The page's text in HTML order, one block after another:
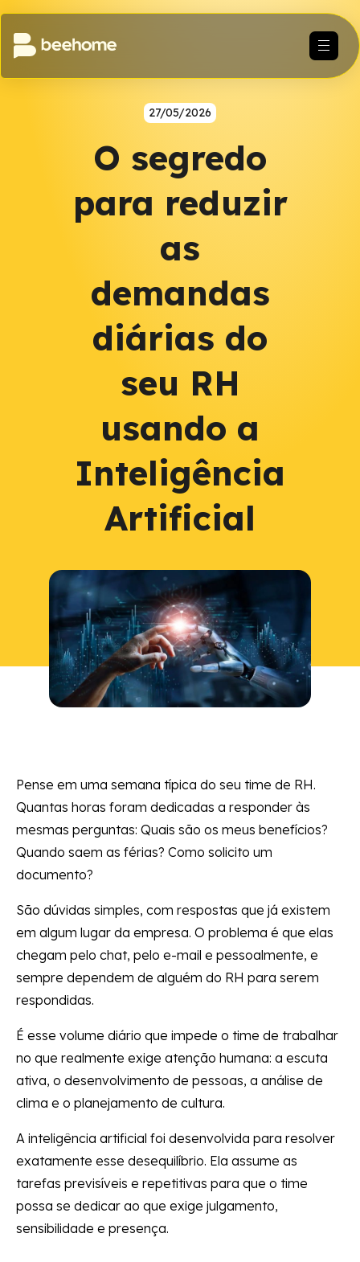
27/05/2026
O segredo
para reduzir
as
demandas
diárias do
seu RH
usando a
Inteligência
Artificial
Pense em uma semana típica do seu time de RH.
Quantas horas foram dedicadas a responder às
mesmas perguntas: Quais são os meus benefícios?
Quando saem as férias? Como solicito um
documento?
São dúvidas simples, com respostas que já existem
em algum lugar da empresa. O problema é que elas
chegam pelo chat, pelo e-mail e pessoalmente, e
sempre dependem de alguém do RH para serem
respondidas.
É esse volume diário que impede o time de trabalhar
no que realmente exige atenção humana: a escuta
ativa, o desenvolvimento de pessoas, a análise de
clima e o planejamento de cultura.
A inteligência artificial foi desenvolvida para resolver
exatamente esse desequilíbrio. Ela assume as
tarefas previsíveis e repetitivas para que o time
possa se dedicar ao que exige julgamento,
sensibilidade e presença.